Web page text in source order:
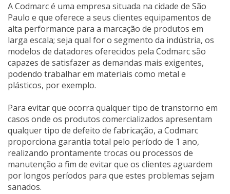
A Codmarc é uma empresa situada na cidade de São
Paulo e que oferece a seus clientes equipamentos de
alta performance para a marcação de produtos em
larga escala; seja qual for o segmento da indústria, os
modelos de datadores oferecidos pela Codmarc são
capazes de satisfazer as demandas mais exigentes,
podendo trabalhar em materiais como metal e
plásticos, por exemplo.
Para evitar que ocorra qualquer tipo de transtorno em
casos onde os produtos comercializados apresentam
qualquer tipo de defeito de fabricação, a Codmarc
proporciona garantia total pelo período de 1 ano,
realizando prontamente trocas ou processos de
manutenção a fim de evitar que os clientes aguardem
por longos períodos para que estes problemas sejam
sanados.